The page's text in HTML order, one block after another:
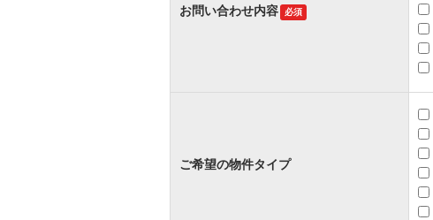
お問い合わせ内容 必須
ご希望の物件タイプ